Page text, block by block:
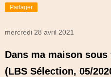
Partager
mercredi 28 avril 2021
Dans ma maison
(LBS Sélection, 05/